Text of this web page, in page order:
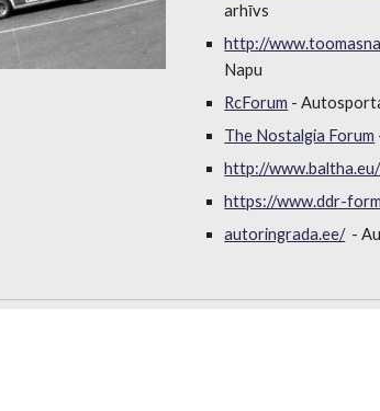
arhīvs
http://
Napu
RcForum -
The Nostalgia Forum
http://www.baltha.eu/
https://www.ddr-
autoringrada.ee/-